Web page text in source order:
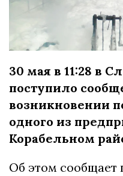
30 мая в 11:28 в
поступило
возникновении
одного из
Корабельном
Об этом